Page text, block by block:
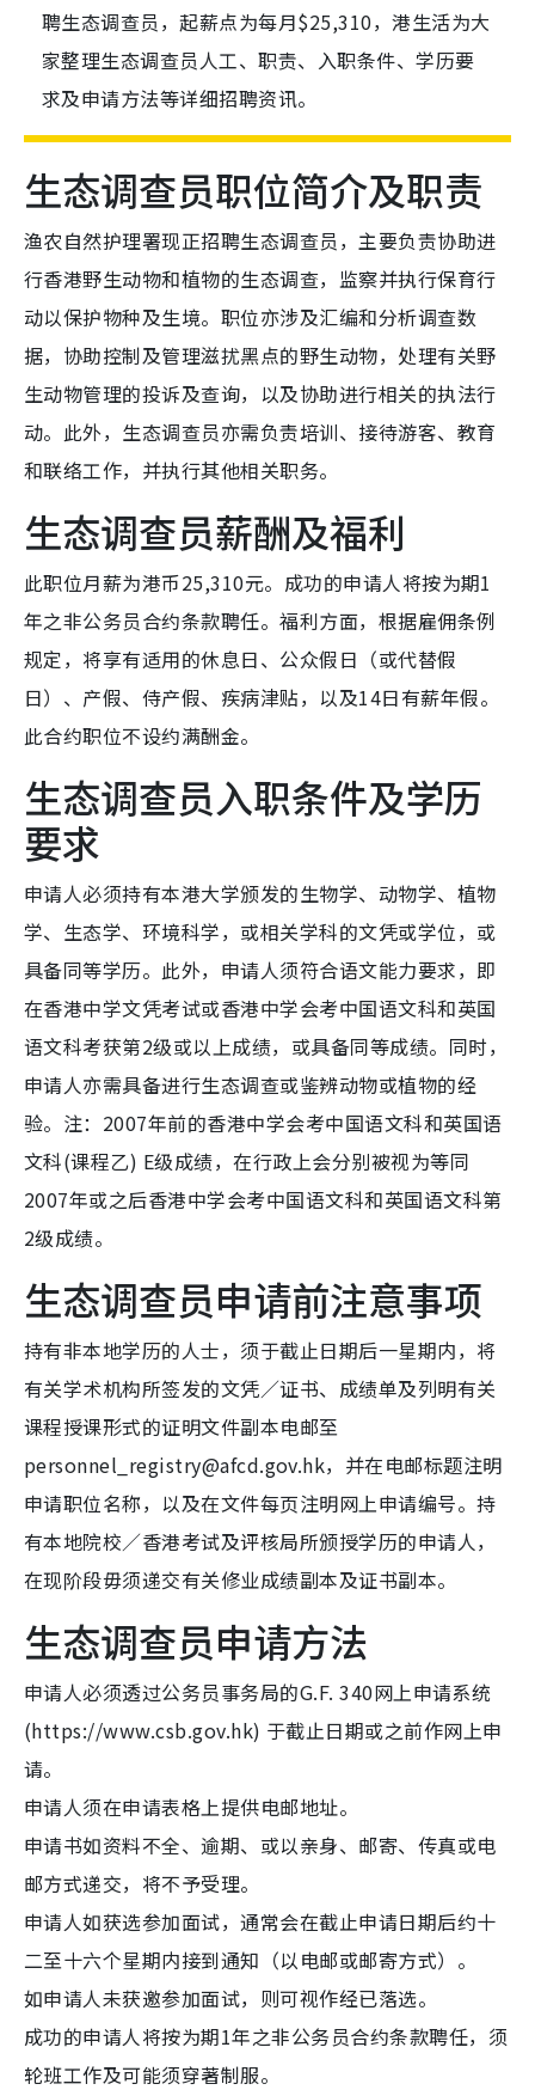
聘生态调查员，起薪点为每月$25,310，港生活为大
家整理生态调查员人工、职责、入职条件、学历要
求及申请方法等详细招聘资讯。
生态调查员职位简介及职责
渔农自然护理署现正招聘生态调查员，主要负责协助进
行香港野生动物和植物的生态调查，监察并执行保育行
动以保护物种及生境。职位亦涉及汇编和分析调查数
据，协助控制及管理滋扰黑点的野生动物，处理有关野
生动物管理的投诉及查询，以及协助进行相关的执法行
动。此外，生态调查员亦需负责培训、接待游客、教育
和联络工作，并执行其他相关职务。
生态调查员薪酬及福利
此职位月薪为港币25,310元。成功的申请人将按为期1
年之非公务员合约条款聘任。福利方面，根据雇佣条例
规定，将享有适用的休息日、公众假日（或代替假
日）、产假、侍产假、疾病津贴，以及14日有薪年假。
此合约职位不设约满酬金。
生态调查员入职条件及学历
要求
申请人必须持有本港大学颁发的生物学、动物学、植物
学、生态学、环境科学，或相关学科的文凭或学位，或
具备同等学历。此外，申请人须符合语文能力要求，即
在香港中学文凭考试或香港中学会考中国语文科和英国
语文科考获第2级或以上成绩，或具备同等成绩。同时，
申请人亦需具备进行生态调查或鉴辨动物或植物的经
验。注：2007年前的香港中学会考中国语文科和英国语
文科(课程乙) E级成绩，在行政上会分别被视为等同
2007年或之后香港中学会考中国语文科和英国语文科第
2级成绩。
生态调查员申请前注意事项
持有非本地学历的人士，须于截止日期后一星期内，将
有关学术机构所签发的文凭／证书、成绩单及列明有关
课程授课形式的证明文件副本电邮至
personnel_registry@afcd.gov.hk，并在电邮标题注明
申请职位名称，以及在文件每页注明网上申请编号。持
有本地院校／香港考试及评核局所颁授学历的申请人，
在现阶段毋须递交有关修业成绩副本及证书副本。
生态调查员申请方法
申请人必须透过公务员事务局的G.F. 340网上申请系统
(https://www.csb.gov.hk) 于截止日期或之前作网上申
请。
申请人须在申请表格上提供电邮地址。
申请书如资料不全、逾期、或以亲身、邮寄、传真或电
邮方式递交，将不予受理。
申请人如获选参加面试，通常会在截止申请日期后约十
二至十六个星期内接到通知（以电邮或邮寄方式）。
如申请人未获邀参加面试，则可视作经已落选。
成功的申请人将按为期1年之非公务员合约条款聘任，须
轮班工作及可能须穿著制服。